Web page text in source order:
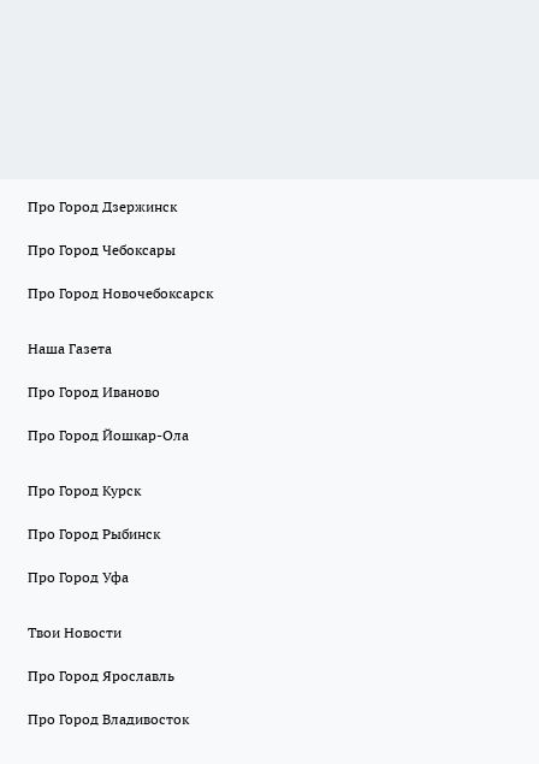
Про Город Дзержинск
Про Город Чебоксары
Про Город Новочебоксарск
Наша Газета
Про Город Иваново
Про Город Йошкар-Ола
Про Город Курск
Про Город Рыбинск
Про Город Уфа
Твои Новости
Про Город Ярославль
Про Город Владивосток